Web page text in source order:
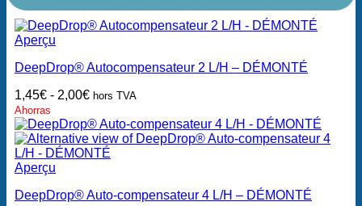
Aperçu
DeepDrop® Autocompensateur 2 L/H – DÉMONTÉ
1,45€ - 2,00€ hors TVA
Ahorras
Aperçu
DeepDrop® Auto-compensateur 4 L/H – DÉMONTÉ